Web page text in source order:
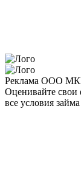
Реклама ООО
Оценивайте свои
все условия